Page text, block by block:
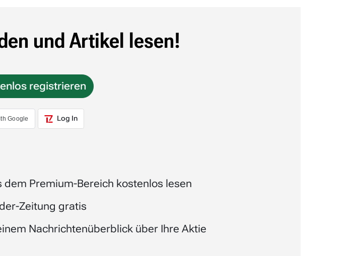
und Artikel lesen!
registrieren
Google Log In
dem Premium-Bereich kostenlos lesen
Zeitung gratis
Nachrichtenüberblick über Ihre Aktie